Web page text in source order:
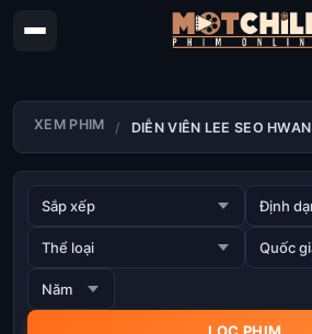
XEM PHIM DIỄN VIÊN LEE SEO HWAN